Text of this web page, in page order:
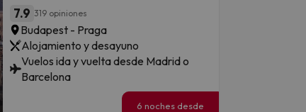
7.9 319 opiniones
Budapest - Praga
Alojamiento y desayuno
Vuelos ida y vuelta desde Madrid o
Barcelona
6 noches desde